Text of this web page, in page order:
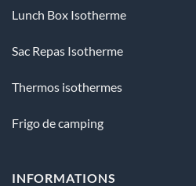
Lunch Box Isotherme
Sac Repas Isotherme
Thermos isothermes
Frigo de camping
INFORMATIONS